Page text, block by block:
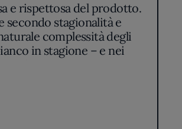
e rispettosa del prodotto.
secondo stagionalità e
complessità degli
in stagione – e nei
di gusto pulito e diretto.